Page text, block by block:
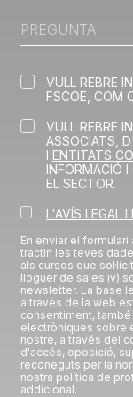
VULL REBRE
FSCOE, COM
VULL REBRE
ASSOCIATS,
I ENTITATS
INFORMACIÓ I
EL SECTOR.
L'AVÍS LEGAL
En enviar el
tractin les teves
als cursos que
lloguer de sales iv)
newsletter. La base
a través de la web
consentiment,
electròniques sobre
nostre, a través del
d'accés, oposició,
reconeguts per la
nostra política de
addicional.